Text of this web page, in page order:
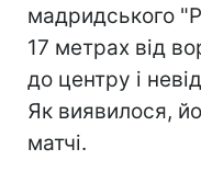
мадридського
17 метрах від
до центру і
Як виявилося,
матчі.